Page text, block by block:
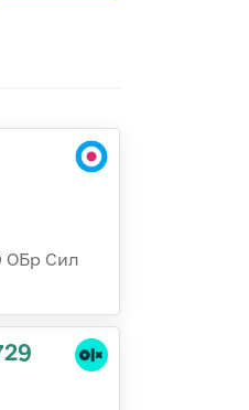
ОБр Cил